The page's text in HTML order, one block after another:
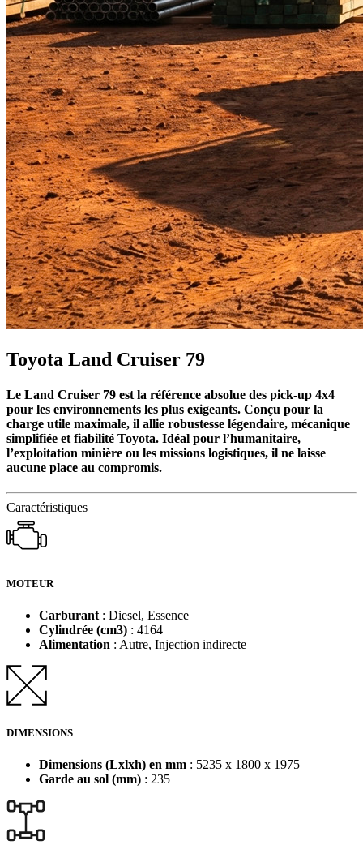
Toyota Land Cruiser 79
Le Land Cruiser 79 est la référence absolue des pick-up 4x4
pour les environnements les plus exigeants. Conçu pour la
charge utile maximale, il allie robustesse légendaire, mécanique
simplifiée et fiabilité Toyota. Idéal pour l’humanitaire,
l’exploitation minière ou les missions logistiques, il ne laisse
aucune place au compromis.
Caractéristiques
MOTEUR
Carburant : Diesel, Essence
Cylindrée (cm3) : 4164
Alimentation : Autre, Injection indirecte
DIMENSIONS
Dimensions (Lxlxh) en mm : 5235 x 1800 x 1975
Garde au sol (mm) : 235